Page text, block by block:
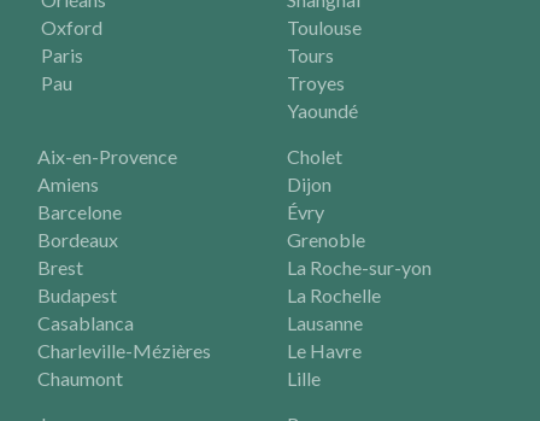
Oxford
Paris
Pau
Toulouse
Tours
Troyes
Yaoundé
Aix-en-Provence
Amiens
Barcelone
Bordeaux
Brest
Budapest
Casablanca
Charleville-Mézières
Chaumont
Cholet
Dijon
Évry
Grenoble
La Roche-sur-yon
La Rochelle
Lausanne
Le Havre
Lille